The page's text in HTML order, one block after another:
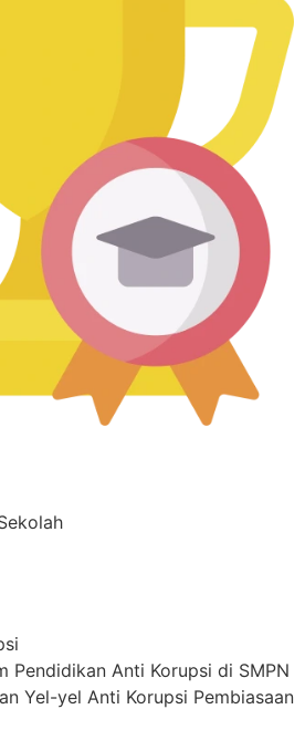
Pendidikan Anti Korupsi di SMPN
Yel-yel Anti Korupsi Pembiasaan